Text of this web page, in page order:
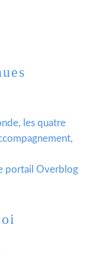
les quatre
portail Overblog